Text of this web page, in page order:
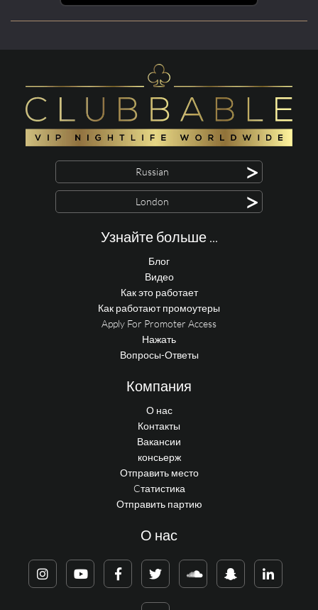
Russian >
London >
Узнайте больше ...
Блог
Видео
Как это работает
Как работают промоутеры
Apply For Promoter Access
Нажать
Вопросы-Ответы
Компания
О нас
Контакты
Вакансии
консьерж
Отправить место
Cтатистика
Отправить партию
О нас